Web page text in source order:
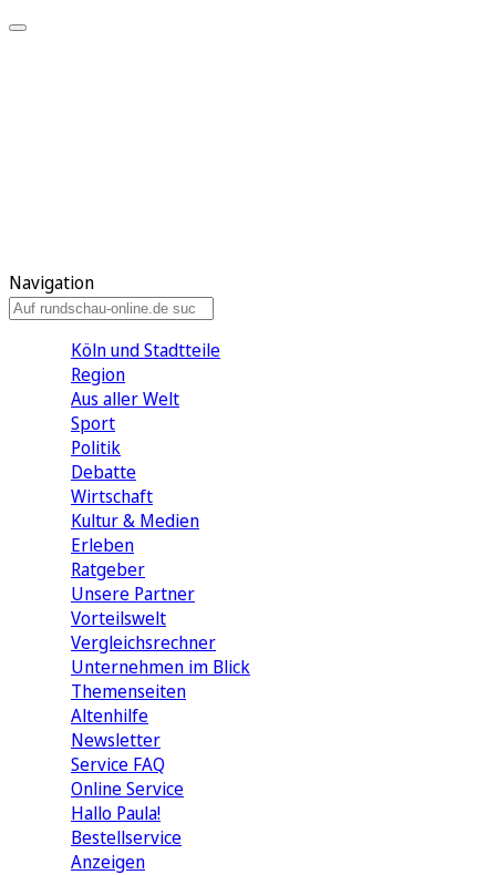
Navigation
Köln und Stadtteile
Region
Aus aller Welt
Sport
Politik
Debatte
Wirtschaft
Kultur & Medien
Erleben
Ratgeber
Unsere Partner
Vorteilswelt
Vergleichsrechner
Unternehmen im Blick
Themenseiten
Altenhilfe
Newsletter
Service FAQ
Online Service
Hallo Paula!
Bestellservice
Anzeigen